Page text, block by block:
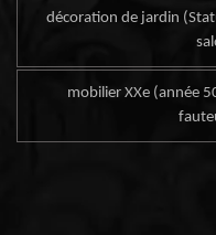
décoration de jardin
mobilier XXe (année